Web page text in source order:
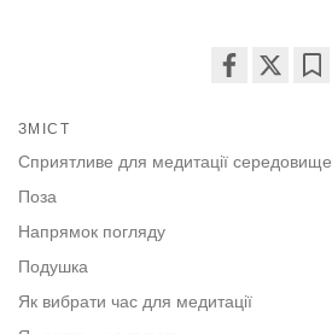
facebook
ЗМІСТ
Сприятливе для медитації середовище
Поза
Напрямок погляду
Подушка
Як вибрати час для медитації